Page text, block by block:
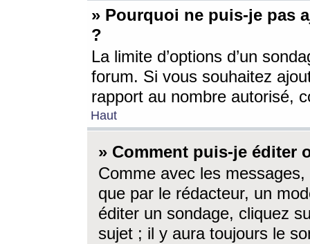
» Pourquoi ne puis-je pas
?
La limite d’options d’un
forum. Si vous souhaitez
rapport au nombre autorisé,
Haut
» Comment puis-je éditer
Comme avec les
que par le rédacteur, un
éditer un sondage, cliquez
sujet ; il y aura toujours le